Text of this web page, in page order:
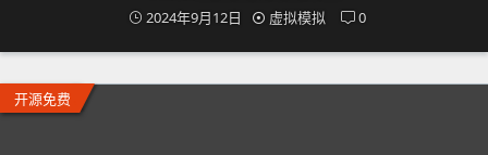
2024年9月12日 虚拟模拟 0
开源免费